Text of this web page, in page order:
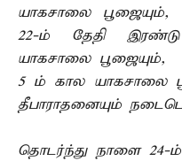
யாகசாலை பூஜையும்,
22-ம் தேதி
யாகசாலை பூஜையும்,
5 ம் கால யாகசாலை
தீபாராதனையும்
தொடர்ந்து நாளை